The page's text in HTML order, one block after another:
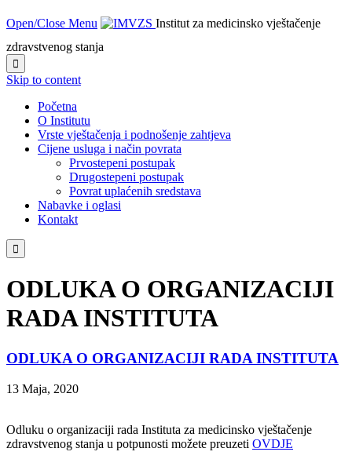
Open/Close Menu
Institut za medicinsko vještačenje
zdravstvenog stanja

Skip to content
Početna
O Institutu
Vrste vještačenja i podnošenje zahtjeva
Cijene usluga i način povrata
Prvostepeni postupak
Drugostepeni postupak
Povrat uplaćenih sredstava
Nabavke i oglasi
Kontakt

ODLUKA O ORGANIZACIJI
RADA INSTITUTA
ODLUKA O ORGANIZACIJI RADA INSTITUTA
13 Maja, 2020
Odluku o organizaciji rada Instituta za medicinsko vještačenje
zdravstvenog stanja u potpunosti možete preuzeti OVDJE